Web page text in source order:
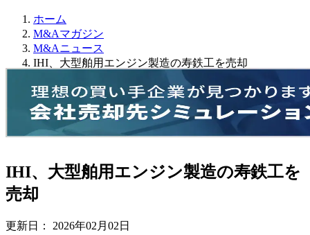
ホーム
M&Aマガジン
M&Aニュース
IHI、大型舶用エンジン製造の寿鉄工を売却
IHI、大型舶用エンジン製造の寿鉄工を
売却
更新日： 2026年02月02日